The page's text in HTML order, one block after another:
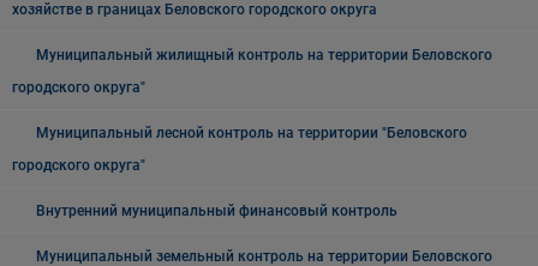
хозяйстве в границах Беловского городского округа
Муниципальный жилищный контроль на территории Беловского
городского округа"
Муниципальный лесной контроль на территории "Беловского
городского округа"
Внутренний муниципальный финансовый контроль
Муниципальный земельный контроль на территории Беловского